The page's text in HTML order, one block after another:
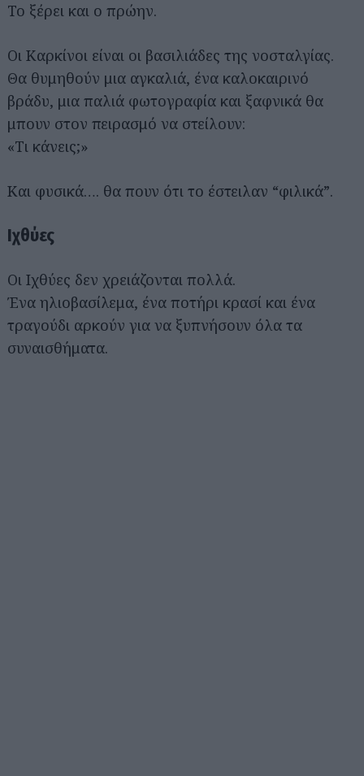
Το ξέρει και ο πρώην.
Οι Καρκίνοι είναι οι βασιλιάδες της νοσταλγίας.
Θα θυμηθούν μια αγκαλιά, ένα καλοκαιρινό
βράδυ, μια παλιά φωτογραφία και ξαφνικά θα
μπουν στον πειρασμό να στείλουν:
«Τι κάνεις;»
Και φυσικά…. θα πουν ότι το έστειλαν “φιλικά”.
Ιχθύες
Οι Ιχθύες δεν χρειάζονται πολλά.
Ένα ηλιοβασίλεμα, ένα ποτήρι κρασί και ένα
τραγούδι αρκούν για να ξυπνήσουν όλα τα
συναισθήματα.